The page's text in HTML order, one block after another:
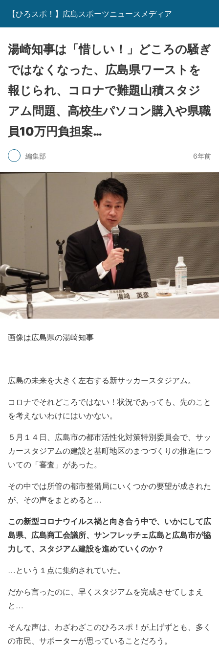
【ひろスポ！】広島スポーツニュースメディア
湯崎知事は「惜しい！」どころの騒ぎ
ではなくなった、広島県ワーストを
報じられ、コロナで難題山積スタジ
アム問題、高校生パソコン購入や県職
員10万円負担案…
編集部 6年前
画像は広島県の湯崎知事
広島の未来を大きく左右する新サッカースタジアム。
コロナでそれどころではない！状況であっても、先のこと
を考えないわけにはいかない。
５月１４日、広島市の都市活性化対策特別委員会で、サッ
カースタジアムの建設と基町地区のまつづくりの推進につ
いての「審査」があった。
その中では所管の都市整備局にいくつかの要望が成された
が、その声をまとめると…
この新型コロナウイルス禍と向き合う中で、いかにして広
島県、広島商工会議所、サンフレッチェ広島と広島市が協
力して、スタジアム建設を進めていくのか？
…という１点に集約されていた。
だから言ったのに、早くスタジアムを完成させてしまえ
と…
そんな声は、わざわざこのひろスポ！が上げずとも、多く
の市民、サポーターが思っていることだろう。